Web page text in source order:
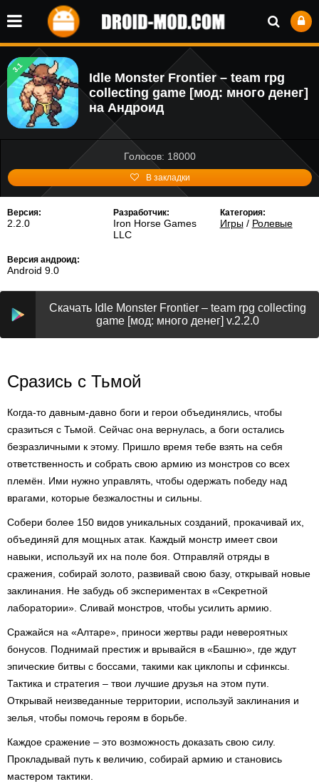
3.1
Idle Monster Frontier – team rpg
collecting game [мод: много денег]
на Андроид
Голосов: 18000
В закладки
Версия:
2.2.0
Разработчик:
Iron Horse Games
LLC
Категория:
Игры/ Ролевые
Версия андроид:
Android 9.0
Скачать Idle Monster Frontier – team rpg collecting
game [мод: много денег] v.2.2.0
Сразись с Тьмой
Когда-то давным-давно боги и герои объединялись, чтобы
сразиться с Тьмой. Сейчас она вернулась, а боги остались
безразличными к этому. Пришло время тебе взять на себя
ответственность и собрать свою армию из монстров со всех
племён. Ими нужно управлять, чтобы одержать победу над
врагами, которые безжалостны и сильны.
Собери более 150 видов уникальных созданий, прокачивай их,
объединяй для мощных атак. Каждый монстр имеет свои
навыки, используй их на поле боя. Отправляй отряды в
сражения, собирай золото, развивай свою базу, открывай новые
заклинания. Не забудь об экспериментах в «Секретной
лаборатории». Сливай монстров, чтобы усилить армию.
Сражайся на «Алтаре», приноси жертвы ради невероятных
бонусов. Поднимай престиж и врывайся в «Башню», где ждут
эпические битвы с боссами, такими как циклопы и сфинксы.
Тактика и стратегия – твои лучшие друзья на этом пути.
Открывай неизведанные территории, используй заклинания и
зелья, чтобы помочь героям в борьбе.
Каждое сражение – это возможность доказать свою силу.
Прокладывай путь к величию, собирай армию и становись
мастером тактики.